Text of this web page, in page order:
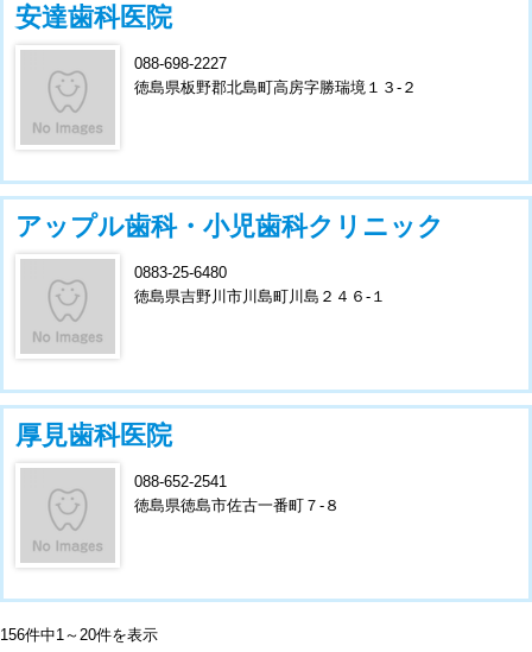
安達歯科医院
088-698-2227
徳島県板野郡北島町高房字勝瑞境１３-２
アップル歯科・小児歯科クリニック
0883-25-6480
徳島県吉野川市川島町川島２４６-１
厚見歯科医院
088-652-2541
徳島県徳島市佐古一番町７-８
156件中1～20件を表示